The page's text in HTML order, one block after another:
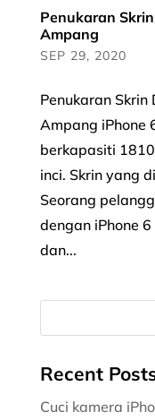
Penukaran
Ampang
SEP 29, 2020
Penukaran Skrin
Ampang iPhone
berkapasiti
inci. Skrin yang
Seorang
dengan iPhone
dan...
Recent
Cuci kamera